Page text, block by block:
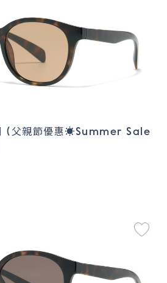
(父親節優惠☀️Summer Sale